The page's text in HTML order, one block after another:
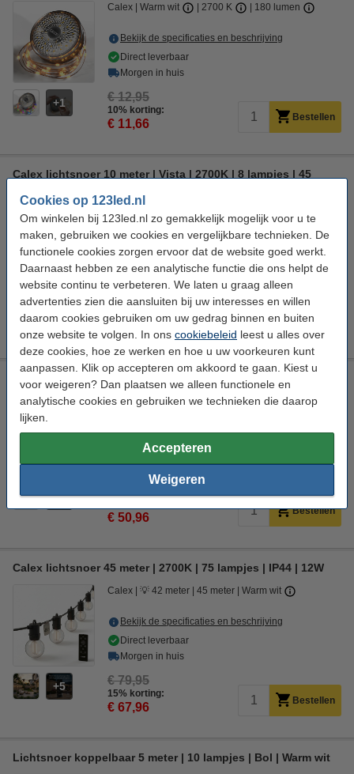
Cookies op 123led.nl
Om winkelen bij 123led.nl zo gemakkelijk mogelijk voor u te
maken, gebruiken we cookies en vergelijkbare technieken. De
functionele cookies zorgen ervoor dat de website goed werkt.
Daarnaast hebben ze een analytische functie die ons helpt de
website continu te verbeteren. We laten u graag alleen
advertenties zien die aansluiten bij uw interesses en willen
daarom cookies gebruiken om uw gedrag binnen en buiten
onze website te volgen. In ons cookiebeleid leest u alles over
deze cookies, hoe ze werken en hoe u uw voorkeuren kunt
aanpassen. Klik op accepteren om akkoord te gaan. Kiest u
voor weigeren? Dan plaatsen we alleen functionele en
analytische cookies en gebruiken we technieken die daarop
lijken.
Accepteren
Weigeren
1
Calex Warm wit 2700 K 180 lumen
Bekijk de specificaties en beschrijving
Direct leverbaar
Morgen in huis
€ 12,95
10% korting:
€ 11,66 Bestellen
Calex lichtsnoer 10 meter | Vista | 2700K | 8 lampjes | 45
5
Bekijk de specificaties en beschrijving
Direct leverbaar
Morgen in huis
€ 59,95
15% korting:
€ 50,96 Bestellen
Calex lichtsnoer 30 meter | 2700K | 50 lampjes | IP44 | 12W
5
Calex 💡 27 meter 30 meter Warm wit
Bekijk de specificaties en beschrijving
Direct leverbaar
Morgen in huis
€ 50,96 Bestellen
Calex lichtsnoer 45 meter | 2700K | 75 lampjes | IP44 | 12W
5
Calex 💡 42 meter 45 meter Warm wit
Bekijk de specificaties en beschrijving
Direct leverbaar
Morgen in huis
€ 79,95
15% korting:
€ 67,96 Bestellen
Lichtsnoer koppelbaar 5 meter | 10 lampjes | Bol | Warm wit